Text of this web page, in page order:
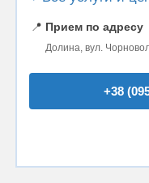
📍 Прием по адресу
Долина, вул.
+38